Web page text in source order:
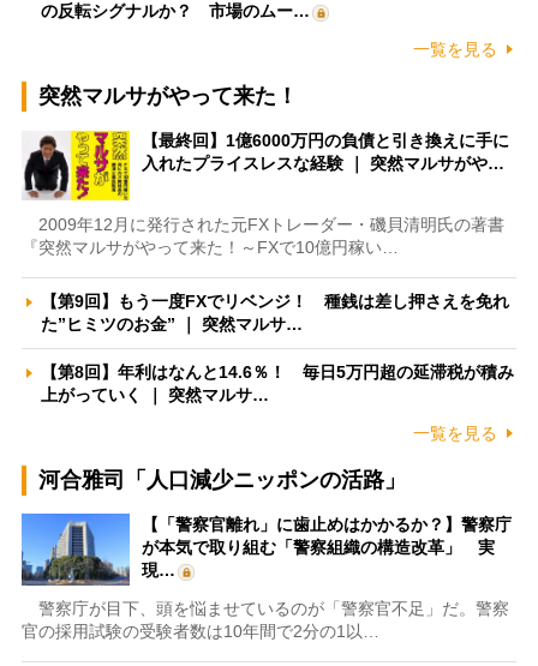
の反転シグナルか？ 市場のムー…
一覧を見る
突然マルサがやって来た！
【最終回】1億6000万円の負債と引き換えに手に
入れたプライスレスな経験 ｜ 突然マルサがや…
2009年12月に発行された元FXトレーダー・磯貝清明氏の著書
『突然マルサがやって来た！～FXで10億円稼い…
【第9回】もう一度FXでリベンジ！ 種銭は差し押さえを免れ
た”ヒミツのお金” ｜ 突然マルサ…
【第8回】年利はなんと14.6％！ 毎日5万円超の延滞税が積み
上がっていく ｜ 突然マルサ…
一覧を見る
河合雅司「人口減少ニッポンの活路」
【「警察官離れ」に歯止めはかかるか？】警察庁
が本気で取り組む「警察組織の構造改革」 実
現…
警察庁が目下、頭を悩ませているのが「警察官不足」だ。警察
官の採用試験の受験者数は10年間で2分の1以…